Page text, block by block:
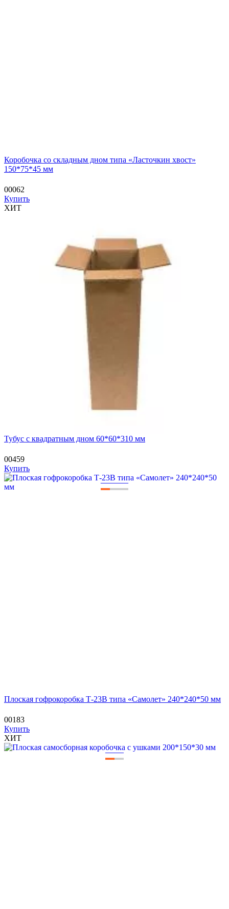
Коробочка со складным дном типа «Ласточкин хвост»
150*75*45 мм
00062
Купить
ХИТ
Тубус с квадратным дном 60*60*310 мм
00459
Купить
———
Плоская гофрокоробка Т-23В типа «Самолет» 240*240*50 мм
00183
Купить
ХИТ
——